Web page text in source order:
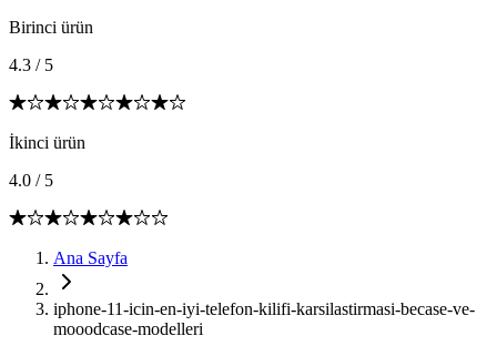
Birinci ürün
4.3 / 5
İkinci ürün
4.0 / 5
Ana Sayfa
iphone-11-icin-en-iyi-telefon-kilifi-karsilastirmasi-becase-ve-
mooodcase-modelleri